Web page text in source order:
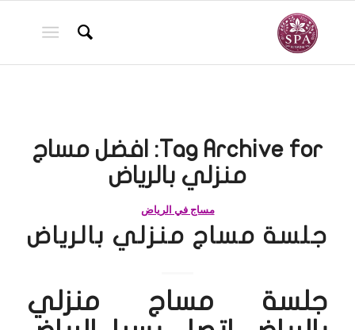
Tag Archive for:
افضل مساج
منزلي بالرياض
مساج في الرياض
جلسة مساج منزلي بالرياض
جلسة مساج منزلي